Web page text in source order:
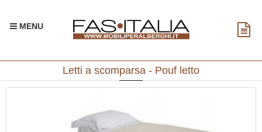
MENU
Letti a scomparsa - Pouf letto